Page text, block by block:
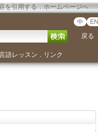
を引用する．ホームページへ
中 EN
戻る
語レッスン ． リンク